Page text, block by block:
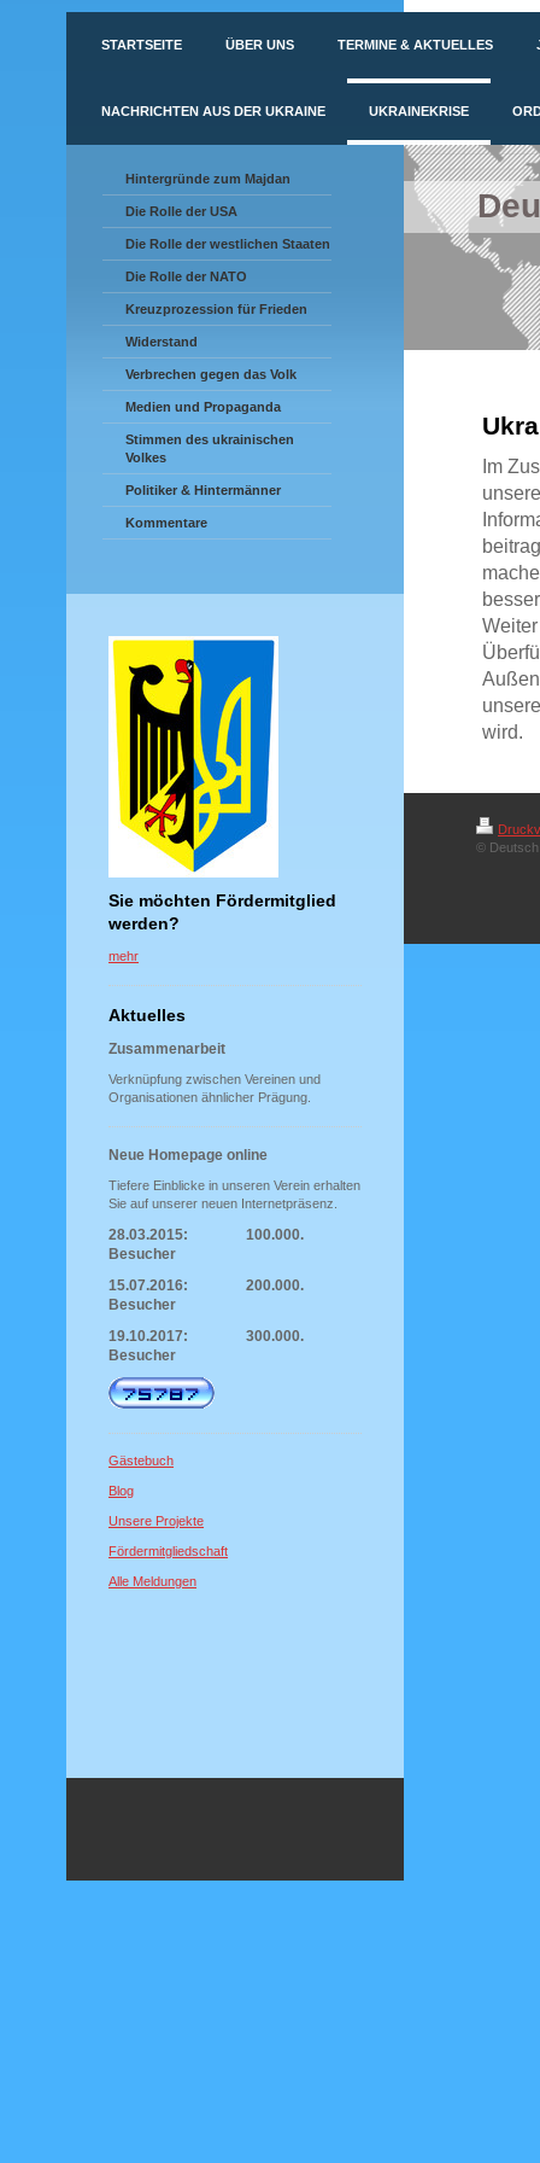
STARTSEITE ÜBER UNS TERMINE & AKTUELLES
NACHRICHTEN AUS DER UKRAINE UKRAINEKRISE
Hintergründe zum Majdan
Die Rolle der USA
Die Rolle der westlichen Staaten
Die Rolle der NATO
Kreuzprozession für Frieden
Widerstand
Verbrechen gegen das Volk
Medien und Propaganda
Stimmen des ukrainischen
Volkes
Politiker & Hintermänner
Kommentare
Sie möchten Fördermitglied
werden?
mehr
Aktuelles
Zusammenarbeit
Verknüpfung zwischen Vereinen und
Organisationen ähnlicher Prägung.
Neue Homepage online
Tiefere Einblicke in unseren Verein erhalten
Sie auf unserer neuen Internetpräsenz.
28.03.2015: 100.000.
Besucher
15.07.2016: 200.000.
Besucher
19.10.2017: 300.000.
Besucher
Gästebuch
Blog
Unsere Projekte
Fördermitgliedschaft
Alle Meldungen
Im
wird.
© Deutsch